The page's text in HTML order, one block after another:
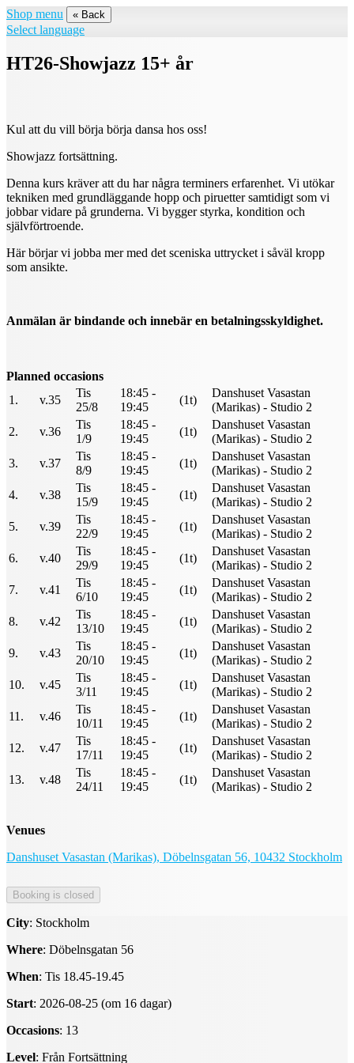
Shop menu « Back
Select language
HT26-Showjazz 15+ år
Kul att du vill börja börja dansa hos oss!
Showjazz fortsättning.
Denna kurs kräver att du har några terminers erfarenhet. Vi utökar
tekniken med grundläggande hopp och piruetter samtidigt som vi
jobbar vidare på grunderna. Vi bygger styrka, kondition och
självförtroende.
Här börjar vi jobba mer med det sceniska uttrycket i såväl kropp
som ansikte.
Anmälan är bindande och innebär en betalningsskyldighet.
Planned occasions
1.
v.35
Tis
25/8
18:45 -
19:45
(1t)
Danshuset Vasastan
(Marikas) - Studio 2
2.
v.36
Tis
1/9
18:45 -
19:45
(1t)
Danshuset Vasastan
(Marikas) - Studio 2
3.
v.37
Tis
8/9
18:45 -
19:45
(1t)
Danshuset Vasastan
(Marikas) - Studio 2
4.
v.38
Tis
15/9
18:45 -
19:45
(1t)
Danshuset Vasastan
(Marikas) - Studio 2
5.
v.39
Tis
22/9
18:45 -
19:45
(1t)
Danshuset Vasastan
(Marikas) - Studio 2
6.
v.40
Tis
29/9
18:45 -
19:45
(1t)
Danshuset Vasastan
(Marikas) - Studio 2
7.
v.41
Tis
6/10
18:45 -
19:45
(1t)
Danshuset Vasastan
(Marikas) - Studio 2
8.
v.42
Tis
13/10
18:45 -
19:45
(1t)
Danshuset Vasastan
(Marikas) - Studio 2
9.
v.43
Tis
20/10
18:45 -
19:45
(1t)
Danshuset Vasastan
(Marikas) - Studio 2
10.
v.45
Tis
3/11
18:45 -
19:45
(1t)
Danshuset Vasastan
(Marikas) - Studio 2
11.
v.46
Tis
10/11
18:45 -
19:45
(1t)
Danshuset Vasastan
(Marikas) - Studio 2
12.
v.47
Tis
17/11
18:45 -
19:45
(1t)
Danshuset Vasastan
(Marikas) - Studio 2
13.
v.48
Tis
24/11
18:45 -
19:45
(1t)
Danshuset Vasastan
(Marikas) - Studio 2
Venues
Danshuset Vasastan (Marikas), Döbelnsgatan 56, 10432 Stockholm
City: Stockholm
Where: Döbelnsgatan 56
When: Tis 18.45-19.45
Start: 2026-08-25 (om 16 dagar)
Occasions: 13
Level: Från Fortsättning